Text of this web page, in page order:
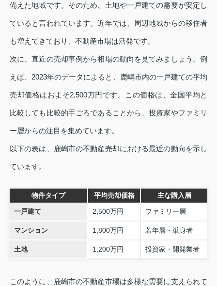
備えた地域です。そのため、土地や一戸建ての需要が安定し
ていると言われています。近年では、周辺地域からの移住者
も増えてきており、不動産市場は活発です。
次に、直近の売却事例から相場の動向を見てみましょう。例
えば、2023年のデータによると、鹿嶋市内の一戸建ての平均
売却価格はおよそ2,500万円です。この価格は、全国平均と
比較しても比較的手ごろであることから、投資家やファミリ
ー層からの注目を集めています。
以下の表は、鹿嶋市の不動産売却における最近の動向を示し
ています。
物件タイプ 平均売却価格 主な購入層
一戸建て 2,500万円 ファミリー層
マンション 1,800万円 若年層・単身者
土地 1,200万円 投資家・開発業者
このように、鹿嶋市の不動産市場は多様な需要に支えられて